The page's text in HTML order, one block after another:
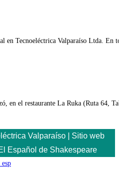
en Tecnoeléctrica Valparaíso Ltda. En
en el restaurante La Ruka (Ruta 64,
Valparaíso | Sitio web
Español de Shakespeare